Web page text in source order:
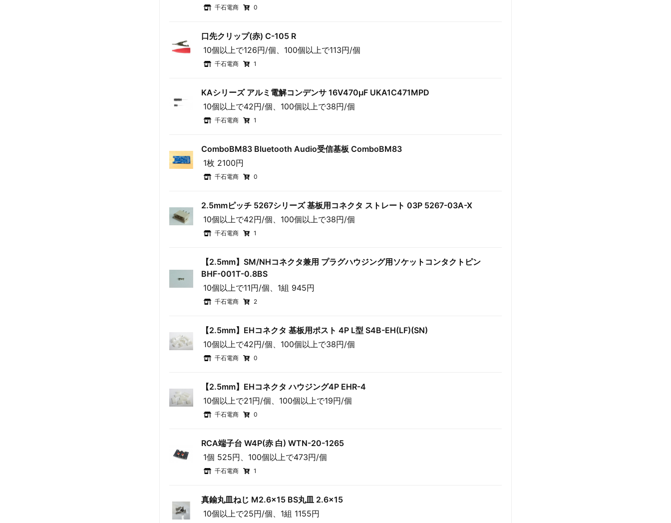
千石電商 0
口先クリップ(赤) C-105 R
10個以上で126円/個、100個以上で113円/個
千石電商 1
KAシリーズ アルミ電解コンデンサ 16V470μF UKA1C471MPD
10個以上で42円/個、100個以上で38円/個
千石電商 1
ComboBM83 Bluetooth Audio受信基板 ComboBM83
1枚 2100円
千石電商 0
2.5mmピッチ 5267シリーズ 基板用コネクタ ストレート 03P 5267-03A-X
10個以上で42円/個、100個以上で38円/個
千石電商 1
【2.5mm】SM/NHコネクタ兼用 プラグハウジング用ソケットコンタクトピン
BHF-001T-0.8BS
10個以上で11円/個、1組 945円
千石電商 2
【2.5mm】EHコネクタ 基板用ポスト 4P L型 S4B-EH(LF)(SN)
10個以上で42円/個、100個以上で38円/個
千石電商 0
【2.5mm】EHコネクタ ハウジング4P EHR-4
10個以上で21円/個、100個以上で19円/個
千石電商 0
RCA端子台 W4P(赤 白) WTN-20-1265
1個 525円、100個以上で473円/個
千石電商 1
真鍮丸皿ねじ M2.6×15 BS丸皿 2.6×15
10個以上で25円/個、1組 1155円